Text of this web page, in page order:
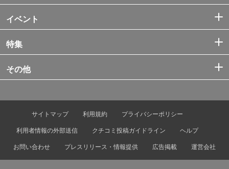
イベント
特集
その他
サイトマップ 利用規約
プライバシーポリシー
利用者情報の外部送信
クチコミ投稿ガイドライン
ヘルプ
お問い合わせ
プレスリリース・情報提供 広告掲載 運営会社